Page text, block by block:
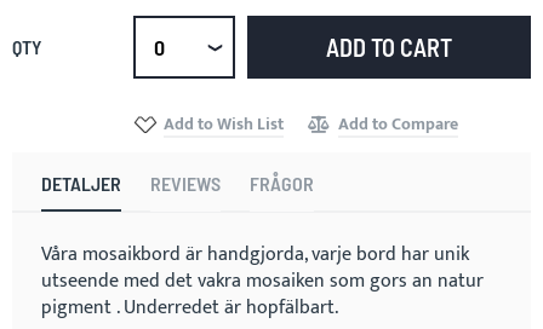
QTY ADD TO CART
Add to Wish List Add to Compare
DETALJER REVIEWS FRÅGOR
Våra mosaikbord är handgjorda, varje bord har unik
utseende med det vakra mosaiken som gors an natur
pigment . Underredet är hopfälbart.